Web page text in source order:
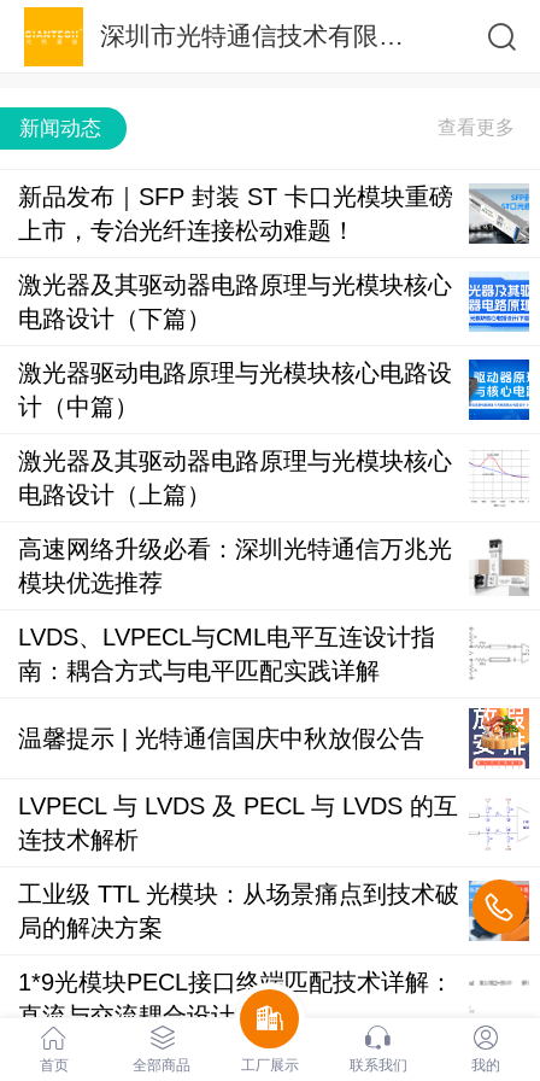
深圳市光特通信技术有限公司
新闻动态
新品发布｜SFP 封装 ST 卡口光模块重磅
上市，专治光纤连接松动难题！
激光器及其驱动器电路原理与光模块核心
电路设计（下篇）
激光器驱动电路原理与光模块核心电路设
计（中篇）
激光器及其驱动器电路原理与光模块核心
电路设计（上篇）
高速网络升级必看：深圳光特通信万兆光
模块优选推荐
LVDS、LVPECL与CML电平互连设计指
南：耦合方式与电平匹配实践详解
温馨提示 | 光特通信国庆中秋放假公告
LVPECL 与 LVDS 及 PECL 与 LVDS 的互
连技术解析
工业级 TTL 光模块：从场景痛点到技术破
局的解决方案
1*9光模块PECL接口终端匹配技术详解：
直流与交流耦合设计指南
TTL串口低速1*9光模块：工控领域485/23
首页 全部商品 工厂展示 联系我们 我的